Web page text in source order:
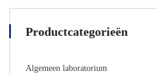
Productcategorieën
Algemeen laboratorium